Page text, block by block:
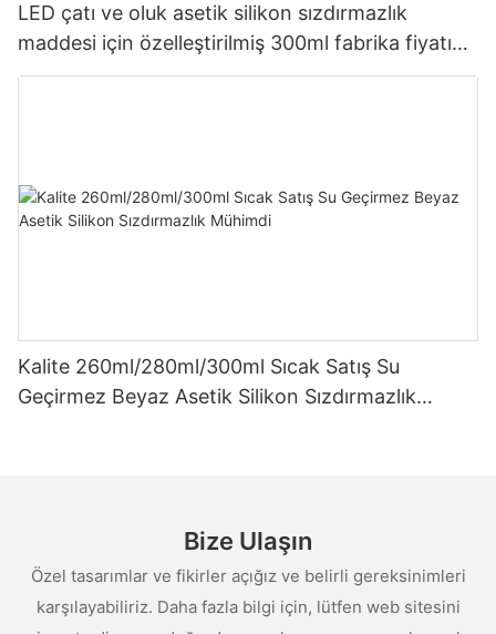
LED çatı ve oluk asetik silikon sızdırmazlık
maddesi için özelleştirilmiş 300ml fabrika fiyatı
şeffaflık dolgu macunu
Kalite 260ml/280ml/300ml Sıcak Satış Su
Geçirmez Beyaz Asetik Silikon Sızdırmazlık
Bize Ulaşın
Özel tasarımlar ve fikirler açığız ve belirli gereksinimleri
karşılayabiliriz. Daha fazla bilgi için, lütfen web sitesini